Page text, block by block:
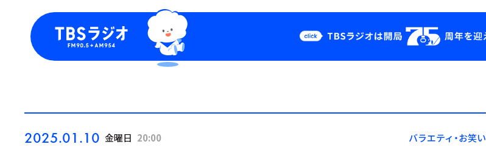
Podcast
YouTube
会社情報
2025.01.10 金曜日 20:00 バラエティ・お笑い